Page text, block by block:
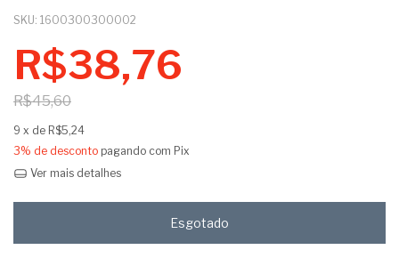
SKU: 1600300300002
R$38,76
R$45,60
9 x de R$5,24
3% de desconto pagando com Pix
Ver mais detalhes